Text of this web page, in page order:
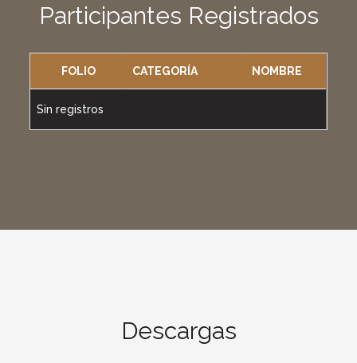
Participantes Registrados
FOLIO CATEGORÍA NOMBRE
Sin registros
Descargas